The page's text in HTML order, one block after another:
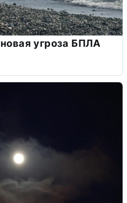
угроза БПЛА